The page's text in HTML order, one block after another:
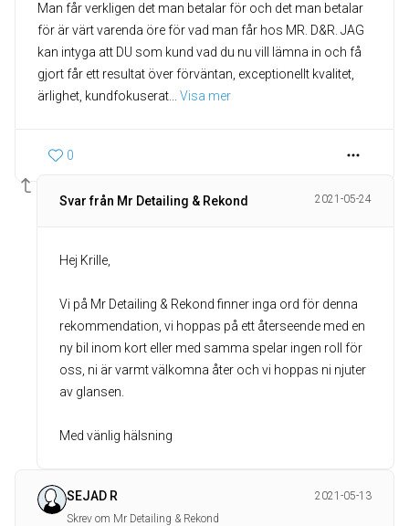
Man får verkligen det man betalar för och det man betalar
för är värt varenda öre för vad man får hos MR. D&R. JAG
kan intyga att DU som kund vad du nu vill lämna in och få
gjort får ett resultat över förväntan, exceptionellt kvalitet,
ärlighet, kundfokuserat
Visa mer
0
Svar från Mr Detailing & Rekond 2021-05-24
Hej Krille,
Vi på Mr Detailing & Rekond finner inga ord för denna
rekommendation, vi hoppas på ett återseende med en
ny bil inom kort eller med samma spelar ingen roll för
oss, ni är varmt välkomna åter och vi hoppas ni njuter
av glansen.
Med vänlig hälsning
SEJAD R
2021-05-13
Skrev om Mr Detailing & Rekond